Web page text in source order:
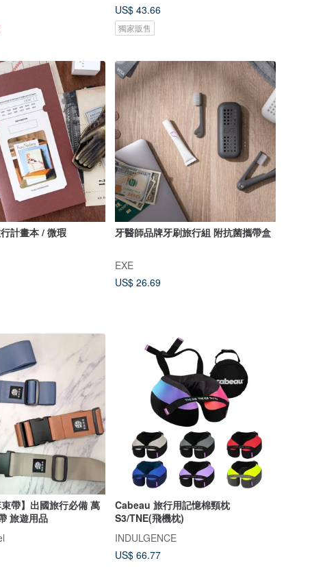
US$ 43.66
獨家販售
計畫本 / 微瑕 牙醫師品牌牙刷旅行組 附抗菌攜帶盒
EXE
US$ 26.69
束帶】出國旅行必備 萬
旅遊用品
Cabeau 旅行用記憶棉頸枕
S3/TNE(飛機枕)
INDULGENCE
US$ 66.77